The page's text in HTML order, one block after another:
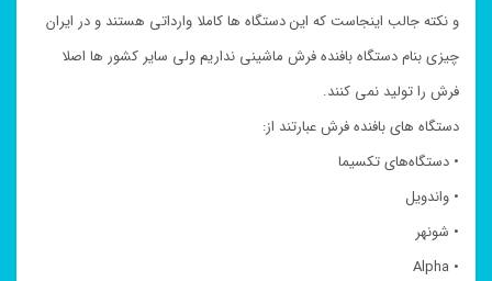
و نکته جالب اینجاست که این دستگاه ها کاملا وارداتی هستند و در ایران
چیزی بنام دستگاه بافنده فرش ماشینی نداریم ولی سایر کشور ها اصلا
فرش را تولید نمی کنند.
دستگاه های بافنده فرش عبارتند از:
• دستگاه‌های تکسیما
• واندویل
• شونهر
• Alpha